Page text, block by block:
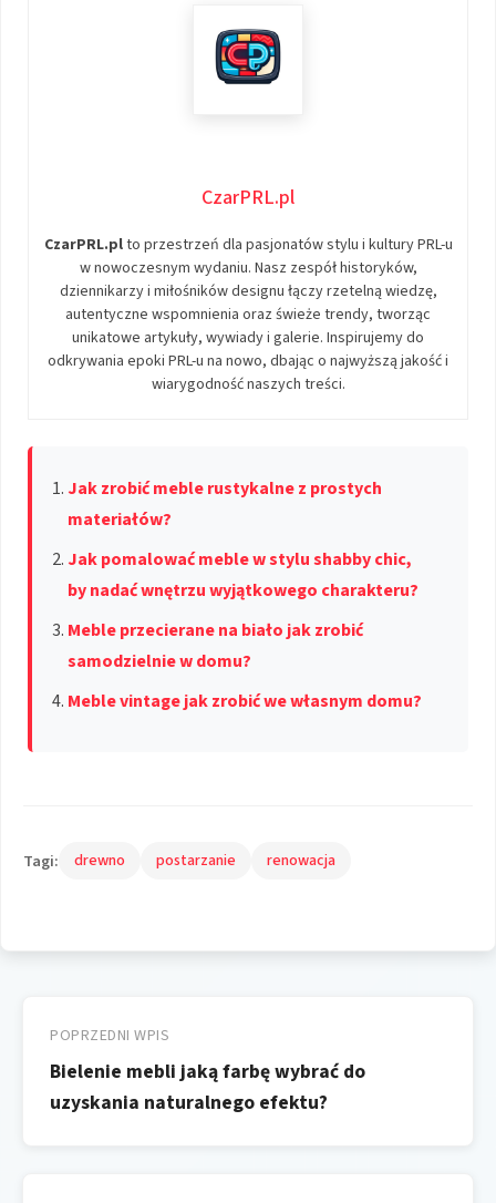
CzarPRL.pl
CzarPRL.plto przestrzeń dla pasjonatów stylu i kultury PRL-u
w nowoczesnym wydaniu. Nasz zespół historyków,
dziennikarzy i miłośników designu łączy rzetelną wiedzę,
autentyczne wspomnienia oraz świeże trendy, tworząc
unikatowe artykuły, wywiady i galerie. Inspirujemy do
odkrywania epoki PRL-u na nowo, dbając o najwyższą jakość i
wiarygodność naszych treści.
Jak zrobić meble rustykalne z prostych
materiałów?
Jak pomalować meble w stylu shabby chic,
by nadać wnętrzu wyjątkowego charakteru?
Meble przecierane na biało jak zrobić
samodzielnie w domu?
Meble vintage jak zrobić we własnym domu?
Tagi: drewno postarzanie renowacja
wpisu
POPRZEDNI WPIS
Bielenie mebli jaką farbę wybrać do
uzyskania naturalnego efektu?